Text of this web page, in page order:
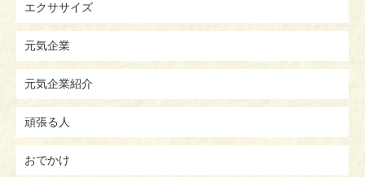
エクササイズ
元気企業
元気企業紹介
頑張る人
おでかけ